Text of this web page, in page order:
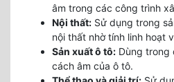
âm trong các công trình
Nội thất: Sử dụng trong
nội thất nhờ tính linh hoạt
Sản xuất ô tô: Dùng trong
cách âm của ô tô.